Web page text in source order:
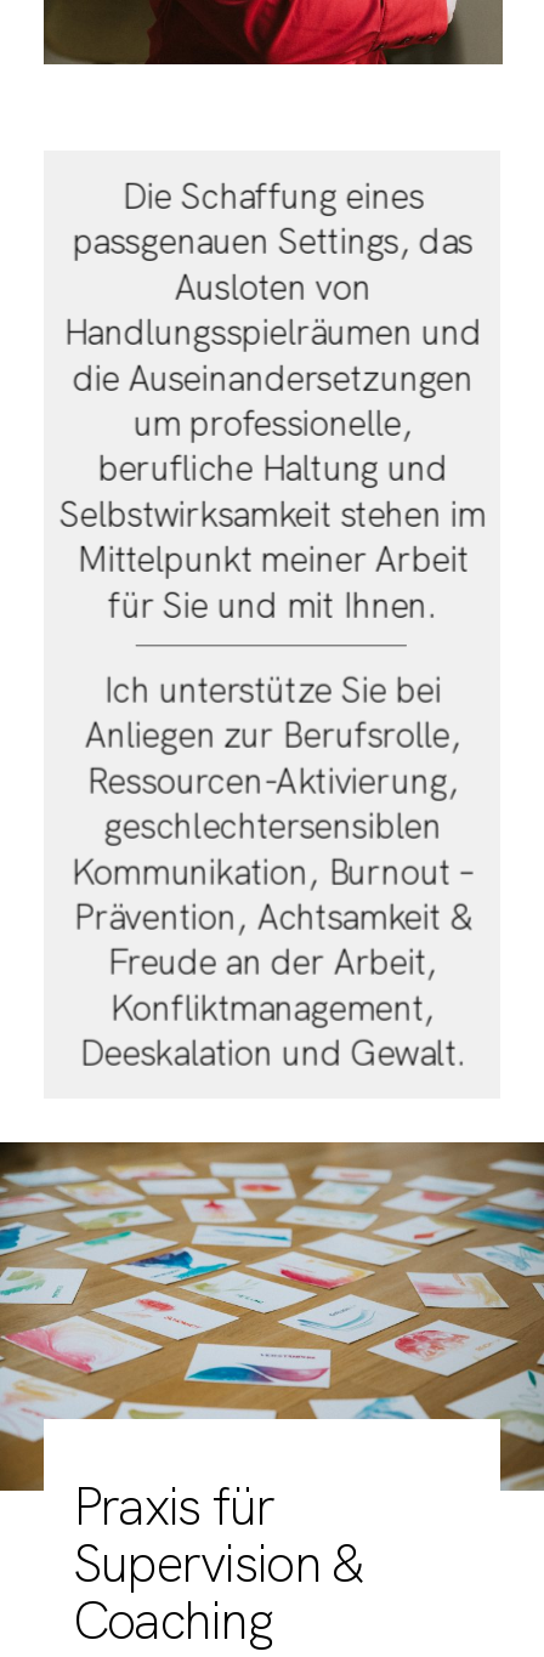
Die Schaffung eines
passgenauen Settings, das
Ausloten von
Handlungsspielräumen und
die Auseinandersetzungen
um professionelle,
berufliche Haltung und
Selbstwirksamkeit stehen im
Mittelpunkt meiner Arbeit
für Sie und mit Ihnen.
Ich unterstütze Sie bei
Anliegen zur Berufsrolle,
Ressourcen-Aktivierung,
geschlechtersensiblen
Kommunikation, Burnout –
Prävention, Achtsamkeit &
Freude an der Arbeit,
Konfliktmanagement,
Deeskalation und Gewalt.
Praxis für
Supervision &
Coaching